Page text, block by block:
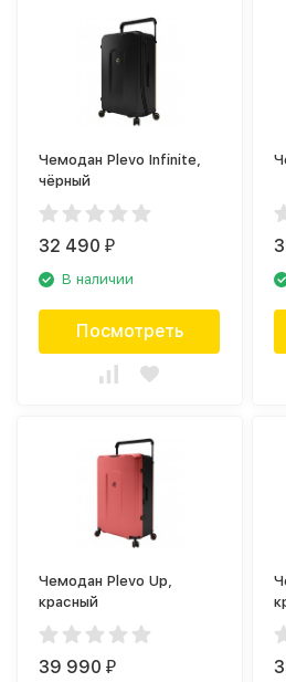
Чемодан Plevo Infinite,
чёрный
32 490₽
В наличии
Посмотреть
Чемодан Plevo Up,
красный
39 990₽